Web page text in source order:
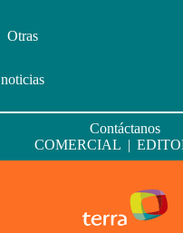
Otras
noticias
Contáctanos
COMERCIAL |